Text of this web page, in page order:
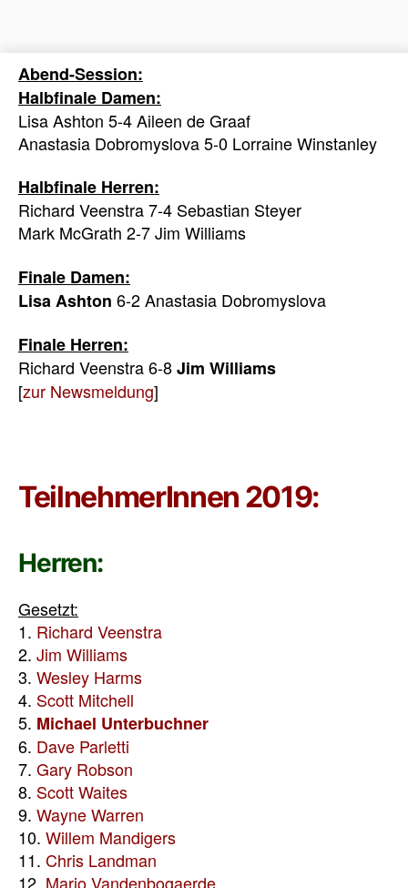
Abend-Session:
Halbfinale Damen:
Lisa Ashton 5-4 Aileen de Graaf
Anastasia Dobromyslova 5-0 Lorraine Winstanley
Halbfinale Herren:
Richard Veenstra 7-4 Sebastian Steyer
Mark McGrath 2-7 Jim Williams
Finale Damen:
Lisa Ashton 6-2 Anastasia Dobromyslova
Finale Herren:
Richard Veenstra 6-8Jim Williams
[zur Newsmeldung]
TeilnehmerInnen 2019:
Herren:
Gesetzt:
1. Richard Veenstra
2. Jim Williams
3. Wesley Harms
4. Scott Mitchell
5. Michael Unterbuchner
6. Dave Parletti
7. Gary Robson
8. Scott Waites
9. Wayne Warren
10. Willem Mandigers
11. Chris Landman
12. Mario Vandenbogaerde